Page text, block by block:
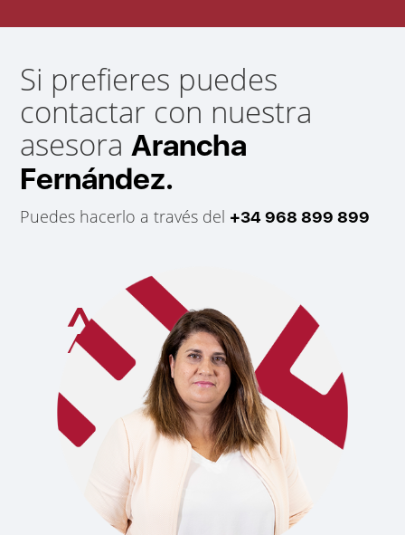
Si prefieres puedes
contactar con nuestra
asesoraArancha
Fernández.
Puedes hacerlo a través del +34 968 899 899